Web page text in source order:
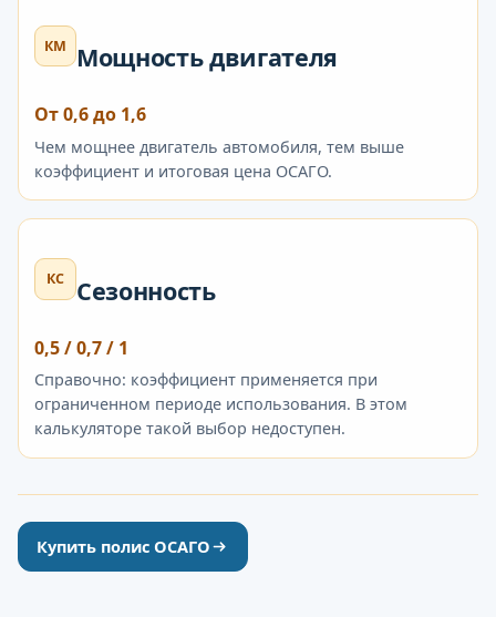
КМ Мощность двигателя
От 0,6 до 1,6
Чем мощнее двигатель автомобиля, тем выше
коэффициент и итоговая цена ОСАГО.
КС Сезонность
0,5 / 0,7 / 1
Справочно: коэффициент применяется при
ограниченном периоде использования. В этом
калькуляторе такой выбор недоступен.
Купить полис ОСАГО